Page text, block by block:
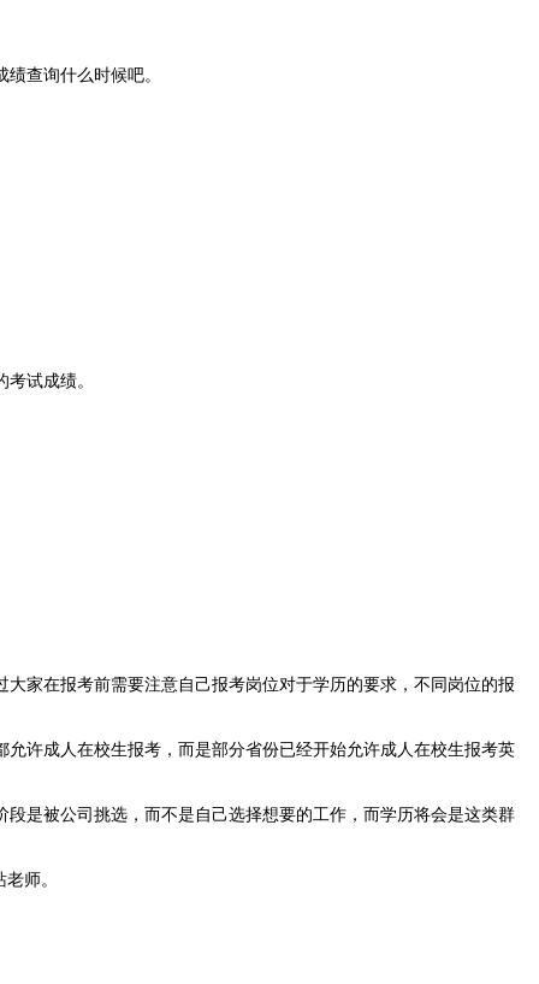
绩查询什么时候吧。
试成绩。
家在报考前需要注意自己报考岗位对于学历的要求，不同岗位的报
许成人在校生报考，而是部分省份已经开始允许成人在校生报考英
是被公司挑选，而不是自己选择想要的工作，而学历将会是这类群
师。